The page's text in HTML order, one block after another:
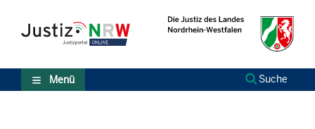
Inhalt
(Sprungmarken)
Zum
technischen
Suche
Menü Suche